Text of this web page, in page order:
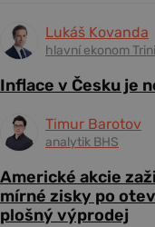
Lukáš Kovanda
hlavní ekonom
Inflace v Česku je
Timur Barotov
analytik BHS
Americké akcie
mírné zisky po
plošný výprodej